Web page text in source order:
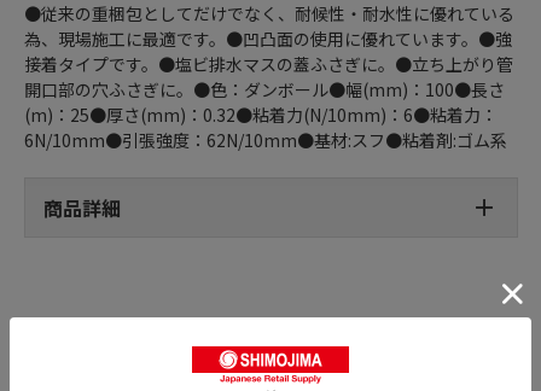
●従来の重梱包としてだけでなく、耐候性・耐水性に優れている
為、現場施工に最適です。●凹凸面の使用に優れています。●強
接着タイプです。●塩ビ排水マスの蓋ふさぎに。●立ち上がり管
開口部の穴ふさぎに。●色：ダンボール●幅(mm)：100●長さ
(m)：25●厚さ(mm)：0.32●粘着力(N/10mm)：6●粘着力：
6N/10mm●引張強度：62N/10mm●基材:スフ●粘着剤:ゴム系
商品詳細